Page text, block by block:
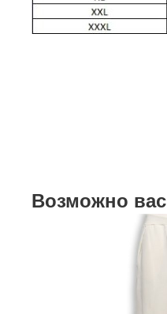
Возможно вас